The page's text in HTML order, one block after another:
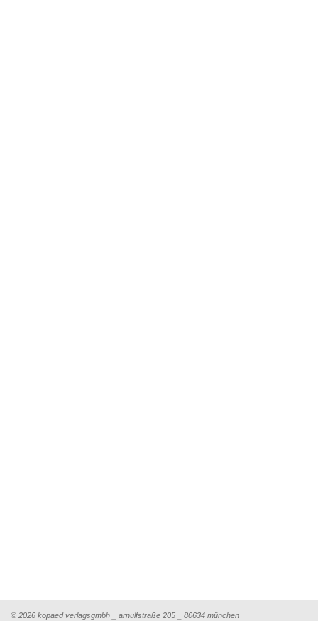
© 2026 kopaed verlagsgmbh _ arnulfstraße 205 _ 80634 münchen